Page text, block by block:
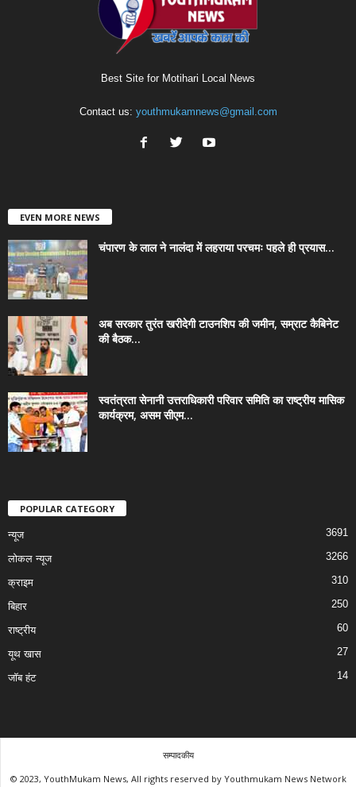
Best Site for Motihari Local News
Contact us: youthmukamnews@gmail.com
EVEN MORE NEWS
चंपारण के लाल ने नालंदा में लहराया परचमः पहले ही प्रयास...
अब सरकार तुरंत खरीदेगी टाउनशिप की जमीन, सम्राट कैबिनेट
की बैठक...
स्वतंत्रता सेनानी उत्तराधिकारी परिवार समिति का राष्ट्रीय मासिक
कार्यक्रम, असम सीएम...
POPULAR CATEGORY
न्यूज 3691
लोकल न्यूज 3266
क्राइम 310
बिहार 250
राष्ट्रीय 60
यूथ खास 27
जॉब हंट 14
सम्पादकीय
© 2023, YouthMukam News, All rights reserved by Youthmukam News Network